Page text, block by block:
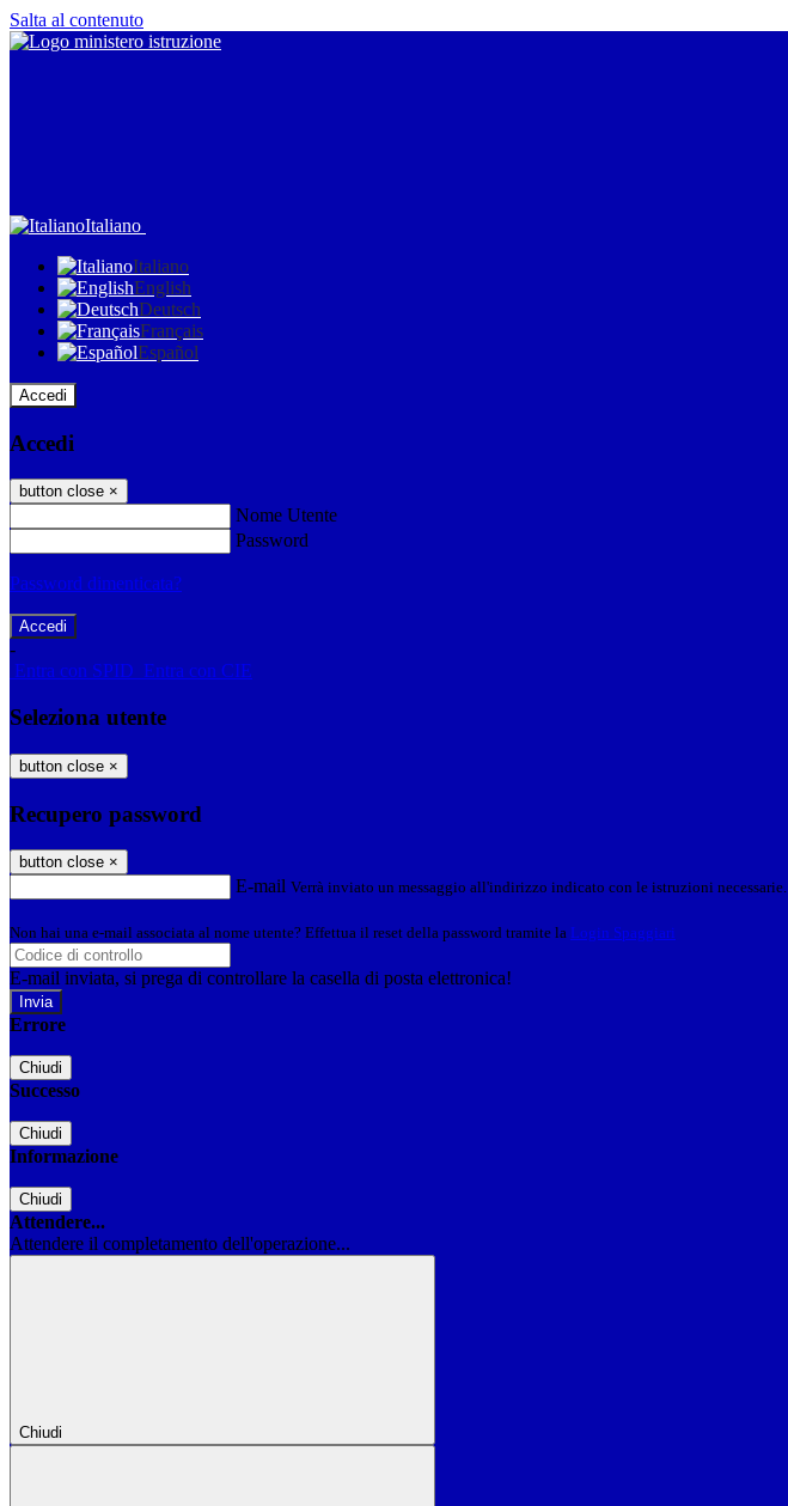
Salta al contenuto
Italiano
Italiano
English
Deutsch
Français
Español
Accedi
Accedi
button close ×
Nome Utente
Password
Password dimenticata?
-
Entra con SPID Entra con CIE
Seleziona utente
button close ×
Recupero password
button close ×
E-mail Verrà inviato un messaggio all'indirizzo indicato con le istruzioni necessarie.
Non hai una e-mail associata al nome utente? Effettua il reset della password tramite la Login Spaggiari
E-mail inviata, si prega di controllare la casella di posta elettronica!
Errore
Chiudi
Successo
Chiudi
Informazione
Chiudi
Attendere...
Attendere il completamento dell'operazione...
Chiudi